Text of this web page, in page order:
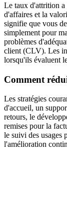
Le taux d'attrition a
d'affaires et la
signifie que vous
simplement pour
problèmes
client (CLV). Les
lorsqu'ils évaluent
Comment
Les stratégies
d'accueil, un
retours, le
remises pour la
le suivi des usages
l'amélioration